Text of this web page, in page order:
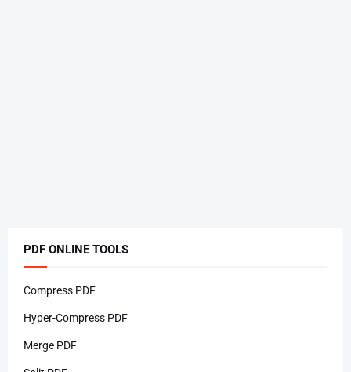
PDF ONLINE TOOLS
Compress PDF
Hyper-Compress PDF
Merge PDF